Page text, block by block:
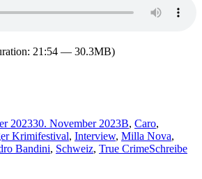
21:54 — 30.3MB)
202330. November 2023B, Caro,
Krimifestival, Interview, Milla Nova,
Bandini, Schweiz, True CrimeSchreibe